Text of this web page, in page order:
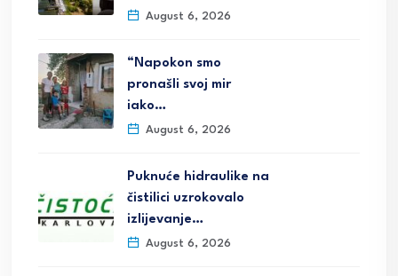
August 6, 2026
“Napokon smo
pronašli svoj mir
iako…
August 6, 2026
Puknuće hidraulike na
čistilici uzrokovalo
izlijevanje…
August 6, 2026